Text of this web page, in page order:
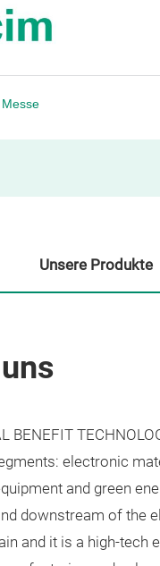
BENEFIT
electronic
and green
downstream of the
and it is a high-tech
Unsere Produkte